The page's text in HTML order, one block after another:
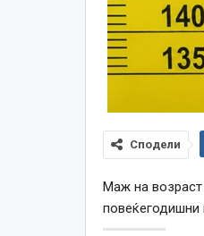
Сподели
Маж на возраст
повеќегодишни